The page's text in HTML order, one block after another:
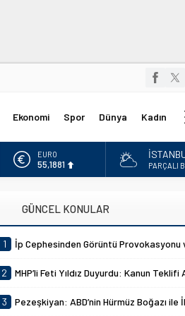
Ekonomi Spor Dünya Kadın
ALTIN
6.660,55
DOLAR
55,1881
PARÇALI
GÜNCEL KONULAR
1 İp Cephesinden Görüntü Provokasyonu vekilin MHP Lideri Devlet Bahçeli hazımsızlığı
2 MHP’li Feti Yıldız Duyurdu: Kanun Teklifi Adalet Komisyonunda
3 Pezeşkiyan: ABD’nin Hürmüz Boğazı ile İlgili Mutabakat İhlallerine